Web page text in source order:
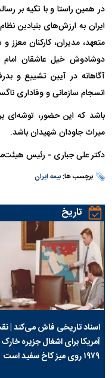
در همین راستا و با تکیه بر
ایران به ارزش‌های بنیادین
متعهد، مدیران، کارکنان معزز
دوشادوش خیل عاشقان
آگاهانه در آیین تشییع و
انسجام سازمانی و وفاداری
باشد که این حضور، توشه‌ای
میراث جاودان شهیدان باشد.
​​​​​​​دکتر علی جباری - رئیس
برچسب ها:بیمه ایران
تاریخ
اسناد تاریخی فاش می‌کند |
آمریکا برای اشغال جزیره خارک
۱۹۷۹ روی میز کاخ سفید است